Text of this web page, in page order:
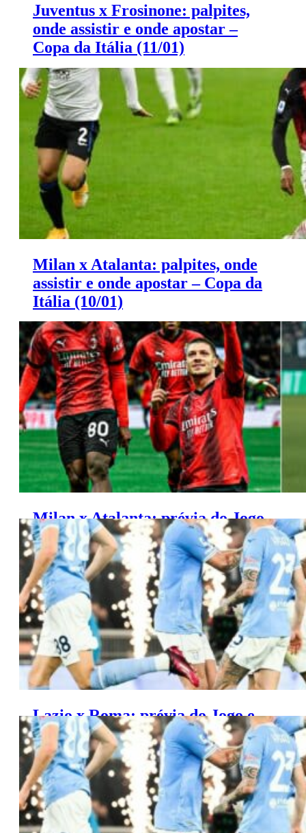
Juventus x Frosinone: palpites,
onde assistir e onde apostar –
Copa da Itália (11/01)
Saiba onde apostar e onde assistir ao jogo de hoje entre
Juventus x Frosinone.
Milan x Atalanta: palpites, onde
assistir e onde apostar – Copa da
Itália (10/01)
Saiba onde apostar e onde assistir ao jogo de hoje entre
Milan x Atalanta.
Milan x Atalanta: prévia do Jogo
e prováveis escalações
Lazio x Roma: prévia do Jogo e
prováveis escalações